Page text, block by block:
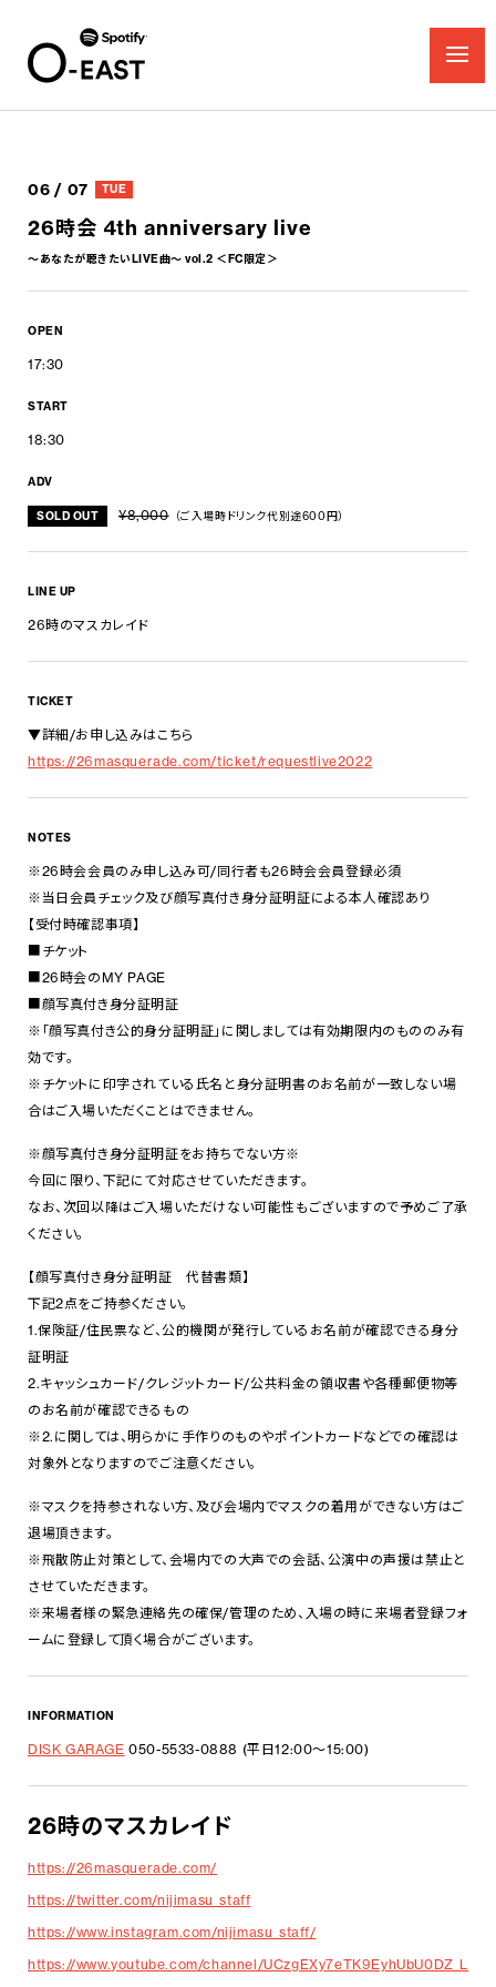
06 / 07 TUE
26時会 4th anniversary live
〜あなたが聴きたいLIVE曲〜 vol.2 ＜FC限定＞
OPEN
17:30
START
18:30
ADV
SOLD OUT ¥8,000 （ご入場時ドリンク代別途600円）
LINE UP
26時のマスカレイド
TICKET
▼詳細/お申し込みはこちら
https://26masquerade.com/ticket/requestlive2022
NOTES
※26時会会員のみ申し込み可/同行者も26時会会員登録必須
※当日会員チェック及び顔写真付き身分証明証による本人確認あり
【受付時確認事項】
■チケット
■26時会のMY PAGE
■顔写真付き身分証明証
※「顔写真付き公的身分証明証」に関しましては有効期限内のもののみ有
効です。
※チケットに印字されている氏名と身分証明書のお名前が一致しない場
合はご入場いただくことはできません。
※顔写真付き身分証明証をお持ちでない方※
今回に限り、下記にて対応させていただきます。
なお、次回以降はご入場いただけない可能性もございますので予めご了承
ください。
【顔写真付き身分証明証 代替書類】
下記2点をご持参ください。
1.保険証/住民票など、公的機関が発行しているお名前が確認できる身分
証明証
2.キャッシュカード/クレジットカード/公共料金の領収書や各種郵便物等
のお名前が確認できるもの
※2.に関しては、明らかに手作りのものやポイントカードなどでの確認は
対象外となりますのでご注意ください。
※マスクを持参されない方、及び会場内でマスクの着用ができない方はご
退場頂きます。
※飛散防止対策として、会場内での大声での会話、公演中の声援は禁止と
させていただきます。
※来場者様の緊急連絡先の確保/管理のため、入場の時に来場者登録フォ
ームに登録して頂く場合がございます。
INFORMATION
DISK GARAGE 050-5533-0888 (平日12:00～15:00)
26時のマスカレイド
https://26masquerade.com/
https://twitter.com/nijimasu_staff
https://www.instagram.com/nijimasu_staff/
https://www.youtube.com/channel/UCzgEXy7eTK9EyhUbU0DZ_L